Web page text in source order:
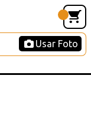
Usar Foto